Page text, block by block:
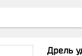
Дрель